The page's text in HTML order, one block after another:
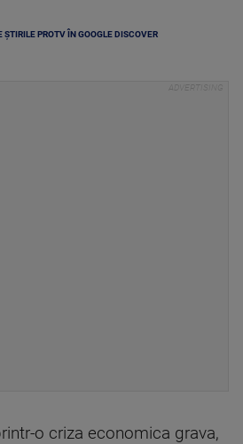
ȘTIRILE PROTV ÎN GOOGLE DISCOVER
o criza economica grava,